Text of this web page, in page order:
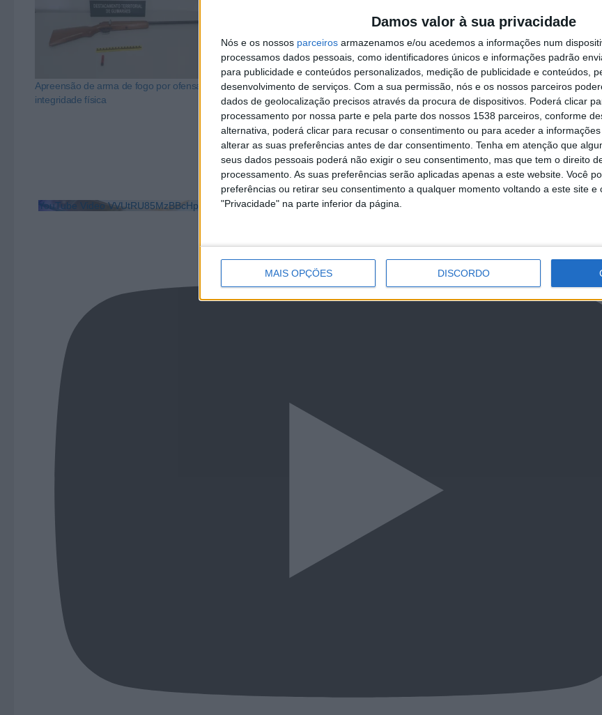
Damos valor à sua privacidade
Nós e os nossos parceiros armazenamos e/ou acedemos a informações num
processamos dados pessoais, como identificadores únicos e informações padrão
para publicidade e conteúdos personalizados, medição de publicidade e conteúdos,
desenvolvimento de serviços. Com a sua permissão, nós e os nossos parceiros
dados de geolocalização precisos através da procura de dispositivos. Poderá clicar
processamento por nossa parte e pela parte dos nossos 1538 parceiros, conforme
alternativa, poderá clicar para recusar o consentimento ou para aceder a
alterar as suas preferências antes de dar consentimento. Tenha em atenção que
seus dados pessoais poderá não exigir o seu consentimento, mas que tem o direito
processamento. As suas preferências serão aplicadas apenas a este website. Você
preferências ou retirar seu consentimento a qualquer momento voltando a este site e
"Privacidade" na parte inferior da página.
MAIS OPÇÕES DISCORDO
Apreensão de arma de fogo por ofensas à
integridade física
GNR detém homem por posse ilegal de arma
de fogo em Fafe
GNR de Fafe apreende arma
doméstica
YouTube Video VVUtRU85MzBBcHpOcU5BUnpKX0wyV1ZBLkR5TmFiVWVZZDhv